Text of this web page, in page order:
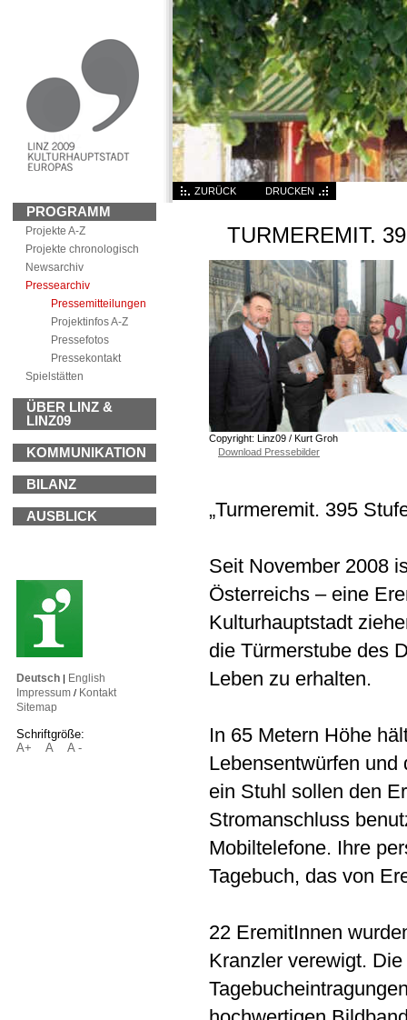
ZURÜCK DRUCKEN
PROGRAMM
Projekte A-Z
Projekte chronologisch
Newsarchiv
Pressearchiv
Pressemitteilungen
Projektinfos A-Z
Pressefotos
Pressekontakt
Spielstätten
ÜBER LINZ &
LINZ09
KOMMUNIKATION
BILANZ
AUSBLICK
Deutsch | English
Impressum / Kontakt
Sitemap
Schriftgröße:
A+
A A -
TURMEREMIT.
Copyright: Linz09 / Kurt Groh
Download Pressebilder
„Turmeremit. 395
Seit November 2008
Österreichs – eine
Kulturhauptstadt
die Türmerstube des
Leben zu erhalten.
In 65 Metern Höhe
Lebensentwürfen
ein Stuhl sollen den
Stromanschluss
Mobiltelefone. Ihre
Tagebuch, das von
22 EremitInnen
Kranzler verewigt.